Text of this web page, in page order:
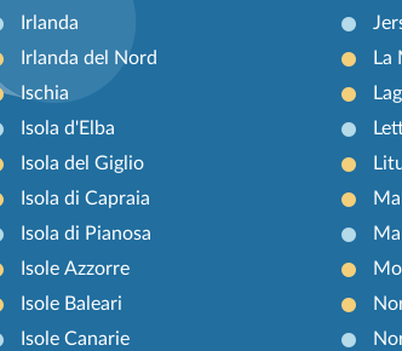
Irlanda
Irlanda del Nord
Ischia
Isola d'Elba
Isola del Giglio
Isola di Capraia
Isola di Pianosa
Isole Azzorre
Isole Baleari
Isole Canarie
La